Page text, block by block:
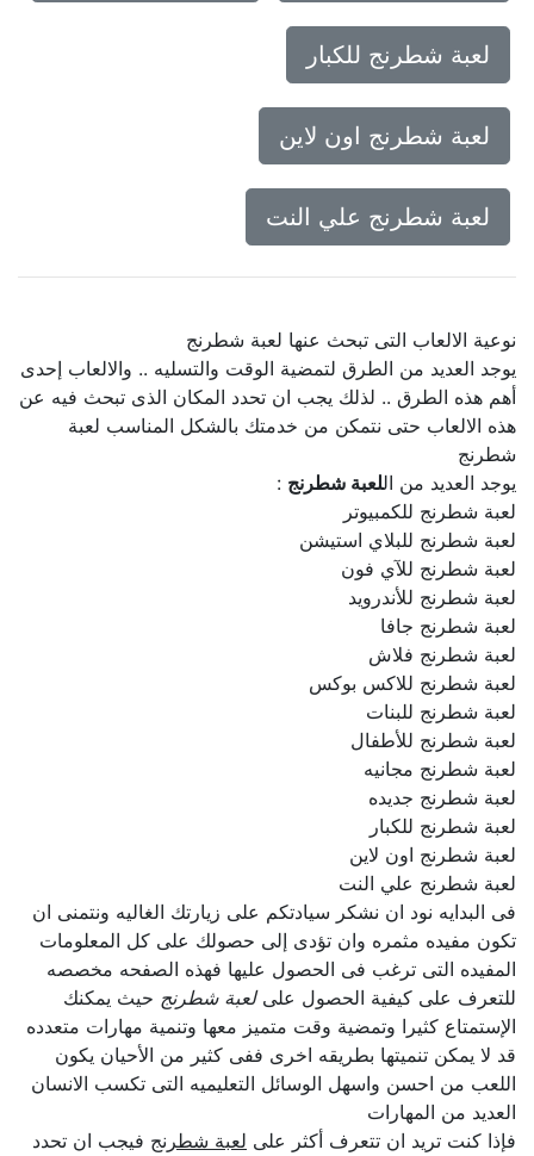
لعبة شطرنج للكبار
لعبة شطرنج اون لاين
لعبة شطرنج علي النت
نوعية الالعاب التى تبحث عنها لعبة شطرنج
يوجد العديد من الطرق لتمضية الوقت والتسليه .. والالعاب إحدى
أهم هذه الطرق .. لذلك يجب ان تحدد المكان الذى تبحث فيه عن
هذه الالعاب حتى نتمكن من خدمتك بالشكل المناسب لعبة
شطرنج
يوجد العديد من ال لعبة شطرنج:
لعبة شطرنج للكمبيوتر
لعبة شطرنج للبلاي استيشن
لعبة شطرنج للآي فون
لعبة شطرنج للأندرويد
لعبة شطرنج جافا
لعبة شطرنج فلاش
لعبة شطرنج للاكس بوكس
لعبة شطرنج للبنات
لعبة شطرنج للأطفال
لعبة شطرنج مجانيه
لعبة شطرنج جديده
لعبة شطرنج للكبار
لعبة شطرنج اون لاين
لعبة شطرنج علي النت
فى البدايه نود ان نشكر سيادتكم على زيارتك الغاليه ونتمنى ان
تكون مفيده مثمره وان تؤدى إلى حصولك على كل المعلومات
المفيده التى ترغب فى الحصول عليها فهذه الصفحه مخصصه
للتعرف على كيفية الحصول على لعبة شطرنجحيث يمكنك
الإستمتاع كثيرا وتمضية وقت متميز معها وتنمية مهارات متعدده
قد لا يمكن تنميتها بطريقه اخرى ففى كثير من الأحيان يكون
اللعب من احسن واسهل الوسائل التعليميه التى تكسب الانسان
العديد من المهارات
فإذا كنت تريد ان تتعرف أكثر على لعبة شطرنجفيجب ان تحدد